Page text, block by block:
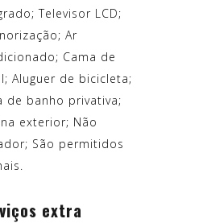
Televisor LCD;
Ar
Cama de
Aluguer de bicicleta;
de banho privativa;
exterior; Não
São permitidos
extra